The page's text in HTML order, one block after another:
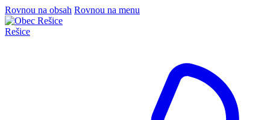
Rovnou na obsah Rovnou na menu
Rešice